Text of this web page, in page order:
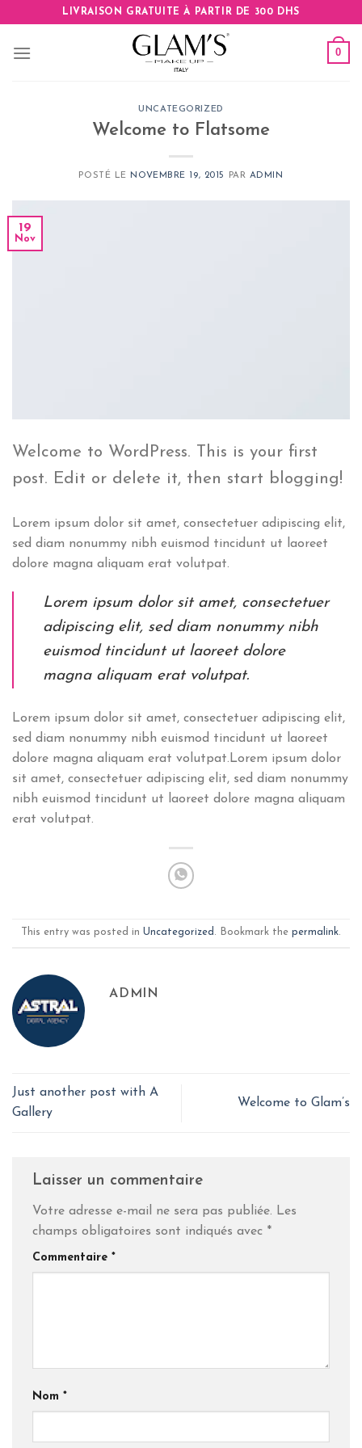
content
LIVRAISON GRATUITE À PARTIR DE 300 DHS
0
UNCATEGORIZED
Welcome to Flatsome
POSTÉ LE NOVEMBRE 19, 2015 PAR ADMIN
19
Nov
Welcome to WordPress. This is your first
post. Edit or delete it, then start blogging!
Lorem ipsum dolor sit amet, consectetuer adipiscing elit,
sed diam nonummy nibh euismod tincidunt ut laoreet
dolore magna aliquam erat volutpat.
Lorem ipsum dolor sit amet, consectetuer
adipiscing elit, sed diam nonummy nibh
euismod tincidunt ut laoreet dolore
magna aliquam erat volutpat.
Lorem ipsum dolor sit amet, consectetuer adipiscing elit,
sed diam nonummy nibh euismod tincidunt ut laoreet
dolore magna aliquam erat volutpat.Lorem ipsum dolor
sit amet, consectetuer adipiscing elit, sed diam nonummy
nibh euismod tincidunt ut laoreet dolore magna aliquam
erat volutpat.
This entry was posted in Uncategorized . Bookmark the permalink.
ADMIN
Just another post with A
Gallery
Welcome to Glam’s
Laisser un commentaire
Votre adresse e-mail ne sera pas publiée. Les
champs obligatoires sont indiqués avec *
Commentaire *
Nom *